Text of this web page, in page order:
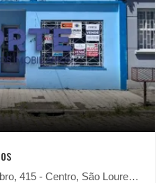
- Centro, São Lourenço do Sul-RS